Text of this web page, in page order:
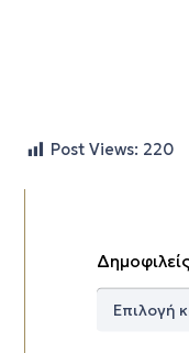
Post Views: 220
Δημοφιλείς